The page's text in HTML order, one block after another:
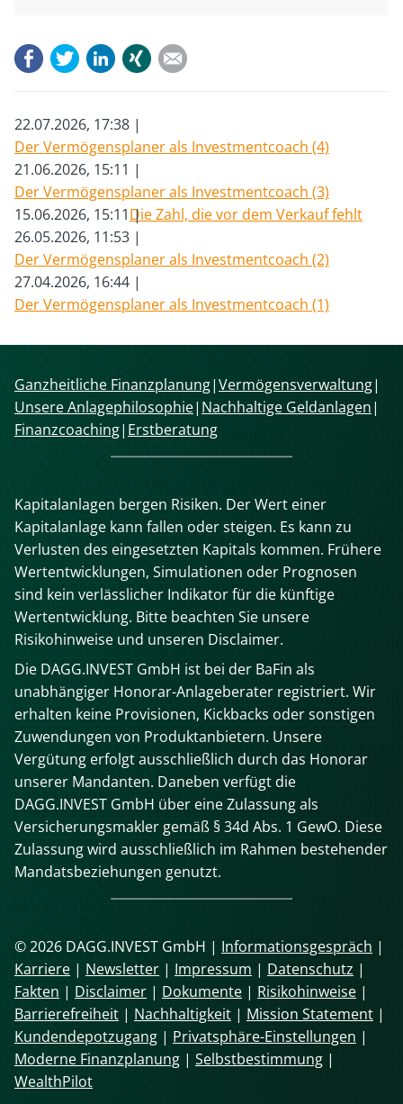
FacebookTwitterLinkedIn
Xing
22.07.2026, 17:38
Der Vermögensplaner als Investmentcoach (4)
21.06.2026, 15:11
Der Vermögensplaner als Investmentcoach (3)
15.06.2026, 15:11Die Zahl, die vor dem Verkauf fehlt
26.05.2026, 11:53
Der Vermögensplaner als Investmentcoach (2)
27.04.2026, 16:44
Der Vermögensplaner als Investmentcoach (1)
Navigation
überspringen
Ganzheitliche Finanzplanung Vermögensverwaltung
Unsere Anlagephilosophie Nachhaltige Geldanlagen
Finanzcoaching Erstberatung
Kapitalanlagen bergen Risiken. Der Wert einer
Kapitalanlage kann fallen oder steigen. Es kann zu
Verlusten des eingesetzten Kapitals kommen. Frühere
Wertentwicklungen, Simulationen oder Prognosen
sind kein verlässlicher Indikator für die künftige
Wertentwicklung. Bitte beachten Sie unsere
Risikohinweise und unseren Disclaimer.
Die DAGG.INVEST GmbH ist bei der BaFin als
unabhängiger Honorar-Anlageberater registriert. Wir
erhalten keine Provisionen, Kickbacks oder sonstigen
Zuwendungen von Produktanbietern. Unsere
Vergütung erfolgt ausschließlich durch das Honorar
unserer Mandanten. Daneben verfügt die
DAGG.INVEST GmbH über eine Zulassung als
Versicherungsmakler gemäß § 34d Abs. 1 GewO. Diese
Zulassung wird ausschließlich im Rahmen bestehender
Mandatsbeziehungen genutzt.
© 2026 DAGG.INVEST GmbH | Informationsgespräch |
Karriere | Newsletter | Impressum | Datenschutz |
Fakten | Disclaimer | Dokumente | Risikohinweise |
Barrierefreiheit | Nachhaltigkeit | Mission Statement |
Kundendepotzugang | Privatsphäre-Einstellungen |
Moderne Finanzplanung | Selbstbestimmung |
WealthPilot